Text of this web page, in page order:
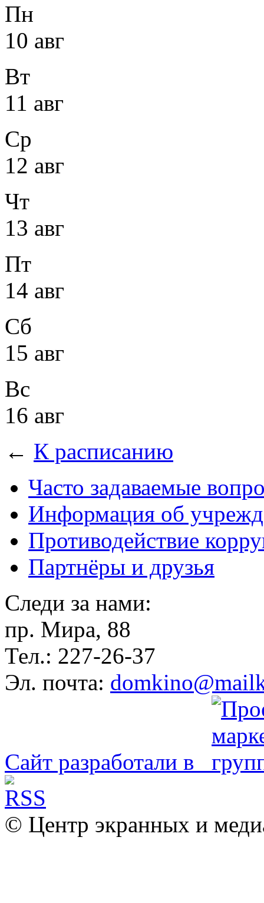
Пн
10 авг
Вт
11 авг
Ср
12 авг
Чт
13 авг
Пт
14 авг
Сб
15 авг
Вс
16 авг
← К расписанию
Часто задаваемые
Информация об
Противодействие
Партнёры и друзья
Следи за нами:
пр. Мира, 88
Тел.: 227-26-37
Эл. почта:
Сайт разработали в
© Центр экранных и